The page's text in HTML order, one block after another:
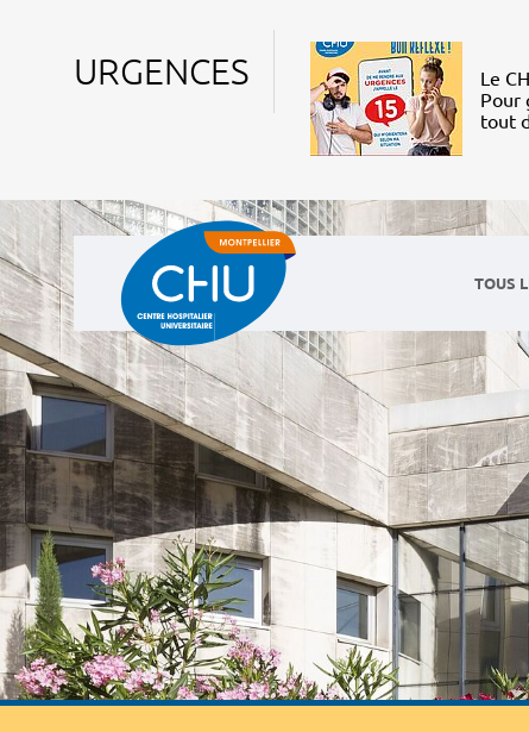
URGENCES
Le
Pour
tout
TOUS